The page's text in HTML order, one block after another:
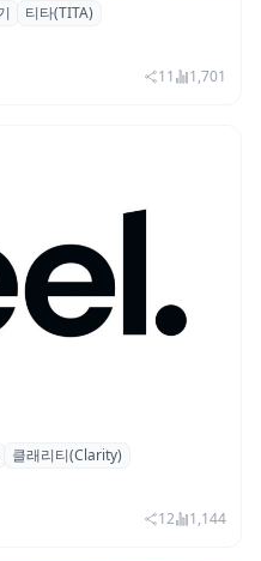
펫에 등장한 바퀴
티타(TITA)
11 1,701
ARR 15억 달러
클래리티(Clarity)
12 1,144